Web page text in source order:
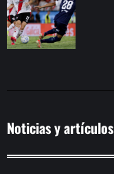
Noticias y artículos